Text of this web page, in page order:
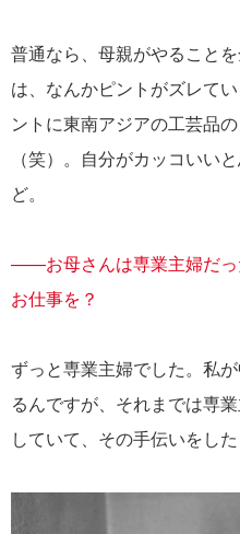
普通なら、母親がやること
は、なんかピントがズレて
ントに東南アジアの工芸品
（笑）。自分がカッコいい
ど。
――お母さんは専業主婦だ
お仕事を？
ずっと専業主婦でした。私
るんですが、それまでは専
していて、その手伝いをした